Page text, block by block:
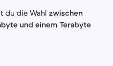
du die Wahl zwischen
und einem Terabyte